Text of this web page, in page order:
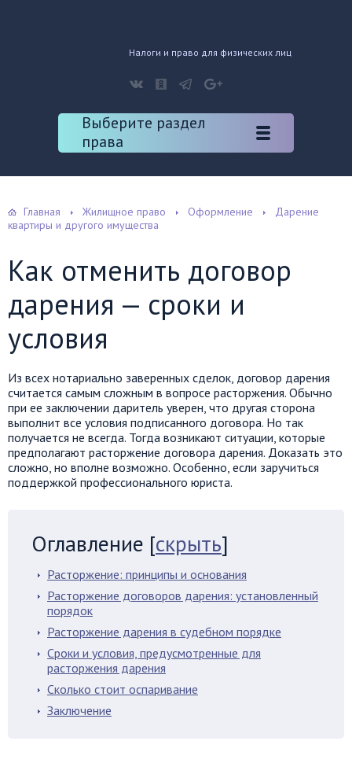
Налоги и право для физических лиц
Выберите раздел
права
Главная Жилищное право Оформление
Дарение
квартиры и другого имущества
Как отменить договор
дарения — сроки и
условия
Из всех нотариально заверенных сделок, договор дарения
считается самым сложным в вопросе расторжения. Обычно
при ее заключении даритель уверен, что другая сторона
выполнит все условия подписанного договора. Но так
получается не всегда. Тогда возникают ситуации, которые
предполагают расторжение договора дарения. Доказать это
сложно, но вполне возможно. Особенно, если заручиться
поддержкой профессионального юриста.
Оглавление [скрыть]
Расторжение: принципы и основания
Расторжение договоров дарения: установленный
порядок
Расторжение дарения в судебном порядке
Сроки и условия, предусмотренные для
расторжения дарения
Сколько стоит оспаривание
Заключение